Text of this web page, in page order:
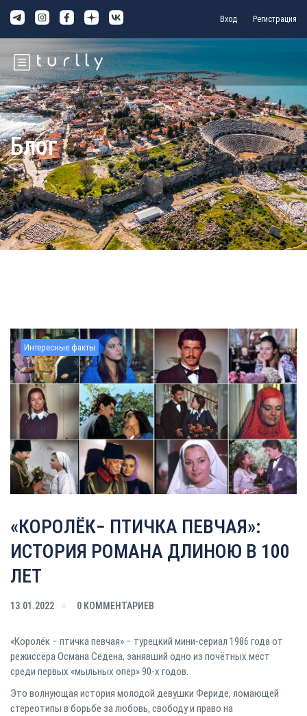
Вход Регистрация
Блог
Интересные факты
«КОРОЛЁК− ПТИЧКА ПЕВЧАЯ»:
ИСТОРИЯ РОМАНА ДЛИНОЮ В 100
ЛЕТ
13.01.2022 0 КОММЕНТАРИЕВ
«Королёк − птичка певчая» − турецкий мини-сериал 1986 года от
режиссёра Османа Седена, занявший одно из почётных мест
среди первых «мыльных опер» 90-х годов.
Это волнующая история молодой девушки Фериде, ломающей
стереотипы в борьбе за любовь, свободу и право на